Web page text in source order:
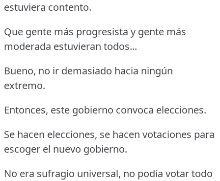
estuviera contento.
Que gente más progresista y gente más
moderada estuvieran todos...
Bueno, no ir demasiado hacia ningún
extremo.
Entonces, este gobierno convoca elecciones.
Se hacen elecciones, se hacen votaciones para
escoger el nuevo gobierno.
No era sufragio universal, no podía votar todo